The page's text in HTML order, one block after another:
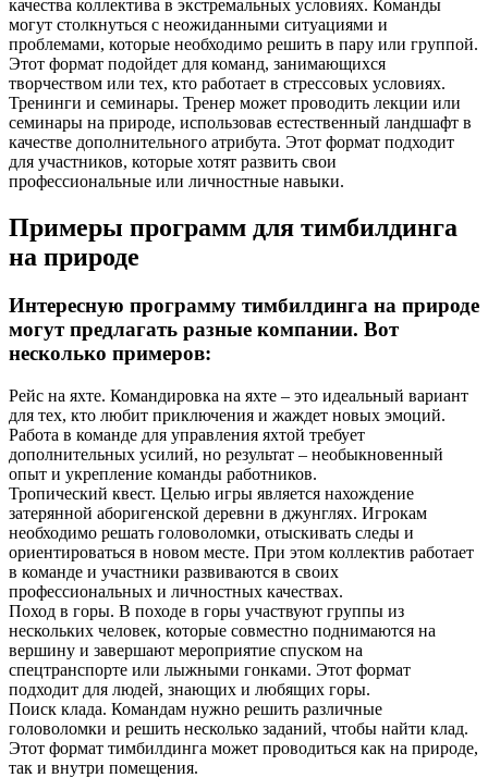
качества коллектива в экстремальных условиях. Команды
могут столкнуться с неожиданными ситуациями и
проблемами, которые необходимо решить в пару или группой.
Этот формат подойдет для команд, занимающихся
творчеством или тех, кто работает в стрессовых условиях.
Тренинги и семинары. Тренер может проводить лекции или
семинары на природе, использовав естественный ландшафт в
качестве дополнительного атрибута. Этот формат подходит
для участников, которые хотят развить свои
профессиональные или личностные навыки.
Примеры программ для тимбилдинга
на природе
Интересную программу тимбилдинга на природе
могут предлагать разные компании. Вот
несколько примеров:
Рейс на яхте. Командировка на яхте – это идеальный вариант
для тех, кто любит приключения и жаждет новых эмоций.
Работа в команде для управления яхтой требует
дополнительных усилий, но результат – необыкновенный
опыт и укрепление команды работников.
Тропический квест. Целью игры является нахождение
затерянной аборигенской деревни в джунглях. Игрокам
необходимо решать головоломки, отыскивать следы и
ориентироваться в новом месте. При этом коллектив работает
в команде и участники развиваются в своих
профессиональных и личностных качествах.
Поход в горы. В походе в горы участвуют группы из
нескольких человек, которые совместно поднимаются на
вершину и завершают мероприятие спуском на
спецтранспорте или лыжными гонками. Этот формат
подходит для людей, знающих и любящих горы.
Поиск клада. Командам нужно решить различные
головоломки и решить несколько заданий, чтобы найти клад.
Этот формат тимбилдинга может проводиться как на природе,
так и внутри помещения.